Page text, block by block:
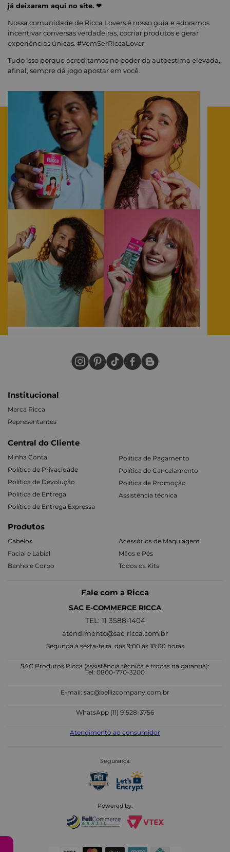
já deixaram aqui no site. ❤
Nossa comunidade de Ricca Lovers é nosso guia e adoramos
incentivar conversas verdadeiras, cocriar produtos e gerar
experiências únicas. #VemSerRiccaLover
Tudo isso porque acreditamos no poder da autoestima elevada,
afinal, sempre dá jogo apostar em você.
Institucional
Marca Ricca
Representantes
Central do Cliente
Minha Conta
Política de Privacidade
Política de Devolução
Politica de Entrega
Política de Entrega Expressa
Política de Pagamento
Política de Cancelamento
Política de Promoção
Assistência técnica
Produtos
Cabelos
Facial e Labial
Banho e Corpo
Acessórios de Maquiagem
Mãos e Pés
Todos os Kits
Fale com a Ricca
SAC E-COMMERCE RICCA
TEL: 11 3588-1404
atendimento@sac-ricca.com.br
Segunda à sexta-feira, das 9:00 às 18:00 horas
SAC Produtos Ricca (assistência técnica e trocas na garantia):
Tel: 0800-770-3200
E-mail: sac@bellizcompany.com.br
WhatsApp (11) 91528-3756
Atendimento ao consumidor
Segurança:
Powered by: